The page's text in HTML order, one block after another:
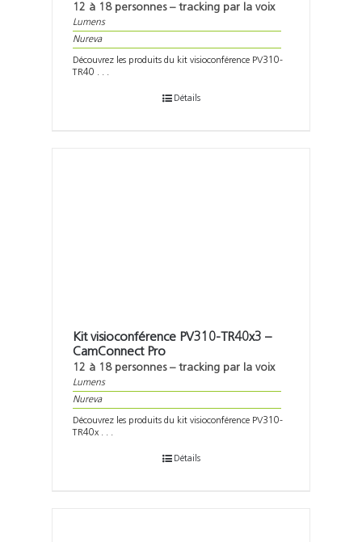
12 à 18 personnes – tracking par la voix
Lumens
Nureva
Découvrez les produits du kit visioconférence PV310-
TR40 . . .
Détails
Kit visioconférence PV310-TR40x3 –
CamConnect Pro
12 à 18 personnes – tracking par la voix
Lumens
Nureva
Découvrez les produits du kit visioconférence PV310-
TR40x . . .
Détails